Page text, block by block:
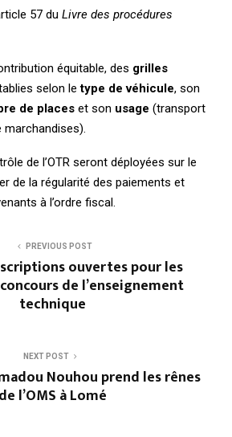
57 du Livre des procédures
équitable, des grilles
selon letype de véhicule, son
de places et son usage (transport
de l’OTR seront déployées sur le
de la régularité des paiements et
à l’ordre fiscal.
PREVIOUS POST
ouvertes pour les
de l’enseignement
technique
NEXT POST
Nouhou prend les rênes
de l’OMS à Lomé